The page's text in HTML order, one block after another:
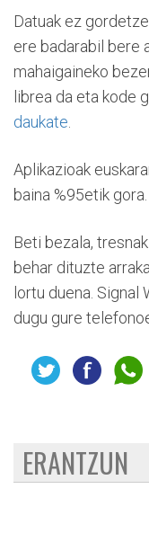
Datuak ez
ere badarabil bere
mahaigaineko
librea da eta kode
daukate.
Aplikazioak
baina %95etik gora.
Beti bezala,
behar dituzte
lortu duena.
dugu gure
ERANTZUN